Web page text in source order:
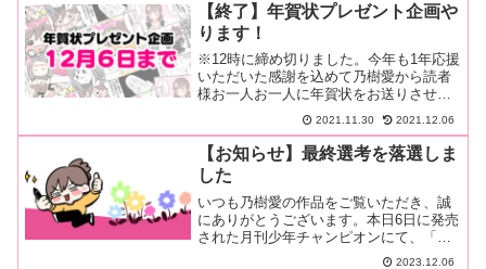
【終了】年賀状プレゼント企画や
ります！
※12時に締め切りました。今年も1年応援
いただいた感謝を込めて乃樹愛から読者
様お一人お一人に年賀状をお送りさせて
いただきます。Googleフォームの説…続
2021.11.30 2021.12.06
【お知らせ】最終選考を落選しま
した
いつも乃樹愛の作品をご覧いただき、誠
にありがとうございます。本日6日に発売
された月刊少年チャンピオンにて、「キ
ング・ウルフ」が3誌合同開催の新人まん
2023.12.06